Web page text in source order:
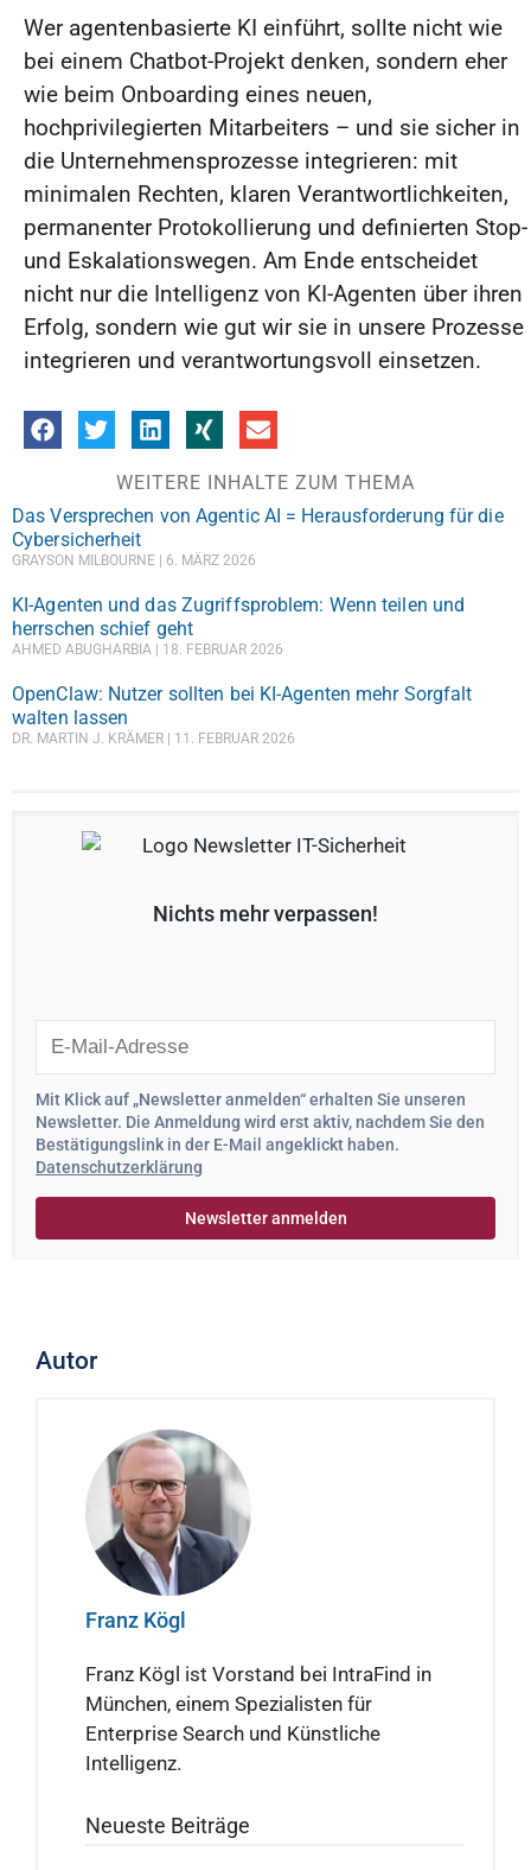
Wer agentenbasierte KI einführt, sollte nicht wie
bei einem Chatbot-Projekt denken, sondern eher
wie beim Onboarding eines neuen,
hochprivilegierten Mitarbeiters – und sie sicher in
die Unternehmensprozesse integrieren: mit
minimalen Rechten, klaren Verantwortlichkeiten,
permanenter Protokollierung und definierten Stop-
und Eskalationswegen. Am Ende entscheidet
nicht nur die Intelligenz von KI-Agenten über ihren
Erfolg, sondern wie gut wir sie in unsere Prozesse
integrieren und verantwortungsvoll einsetzen.
WEITERE INHALTE ZUM THEMA
Das Versprechen von Agentic AI = Herausforderung für die
Cybersicherheit
GRAYSON MILBOURNE 6. MÄRZ 2026
KI-Agenten und das Zugriffsproblem: Wenn teilen und
herrschen schief geht
AHMED ABUGHARBIA 18. FEBRUAR 2026
OpenClaw: Nutzer sollten bei KI-Agenten mehr Sorgfalt
walten lassen
DR. MARTIN J. KRÄMER 11. FEBRUAR 2026
Nichts mehr verpassen!
Mit Klick auf „Newsletter anmelden“ erhalten Sie unseren
Newsletter. Die Anmeldung wird erst aktiv, nachdem Sie den
Bestätigungslink in der E-Mail angeklickt haben.
Datenschutzerklärung
Autor
Franz Kögl
Franz Kögl ist Vorstand bei IntraFind in
München, einem Spezialisten für
Enterprise Search und Künstliche
Intelligenz.
Neueste Beiträge